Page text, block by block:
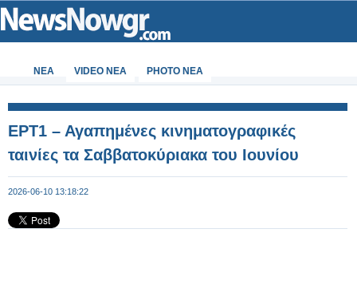
ΝΕΑ VIDEO NEA PHOTO NEA
ΕΡΤ1 – Αγαπημένες κινηματογραφικές
ταινίες τα Σαββατοκύριακα του Ιουνίου
2026-06-10 13:18:22